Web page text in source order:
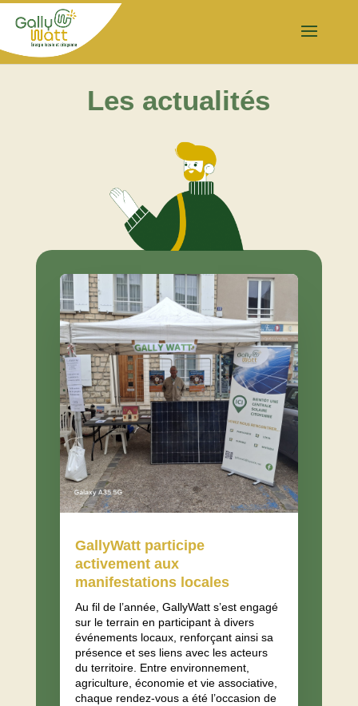
Les actualités
GallyWatt participe
activement aux
manifestations locales
Au fil de l’année, GallyWatt s’est engagé
sur le terrain en participant à divers
événements locaux, renforçant ainsi sa
présence et ses liens avec les acteurs
du territoire. Entre environnement,
agriculture, économie et vie associative,
chaque rendez-vous a été l’occasion de